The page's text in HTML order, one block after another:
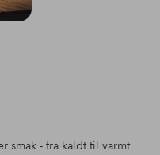
smak - fra kaldt til varmt